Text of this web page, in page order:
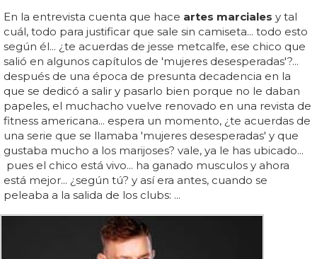
En la entrevista cuenta que hace artes marciales y tal
cuál, todo para justificar que sale sin camiseta... todo esto
según él... ¿te acuerdas de jesse metcalfe, ese chico que
salió en algunos capítulos de 'mujeres desesperadas'?...
después de una época de presunta decadencia en la
que se dedicó a salir y pasarlo bien porque no le daban
papeles, el muchacho vuelve renovado en una revista de
fitness americana... espera un momento, ¿te acuerdas de
una serie que se llamaba 'mujeres desesperadas' y que
gustaba mucho a los marijoses? vale, ya le has ubicado...
pues el chico está vivo... ha ganado musculos y ahora
está mejor... ¿según tú? y así era antes, cuando se
peleaba a la salida de los clubs: ...